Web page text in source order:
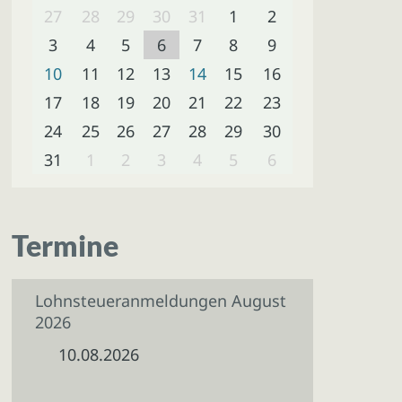
27 28 29 30 31 1
2
3
4 5 6 7 8
9
10
11 12 13 14 15
16
17
18 19 20 21 22
23
24
25 26 27 28 29
30
31
1 2 3 4 5 6
Termine
Lohnsteueranmeldungen August
2026
10.08.2026